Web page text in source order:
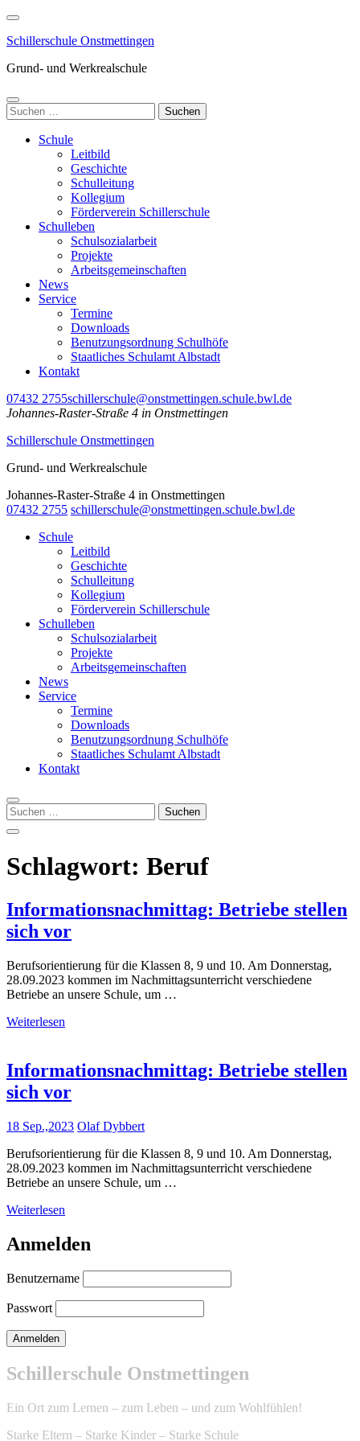
Zum
springen
drücken)
Schillerschule Onstmettingen
Grund- und Werkrealschule
Suchen
nach:
Schule
Leitbild
Geschichte
Schulleitung
Kollegium
Förderverein Schillerschule
Schulleben
Schulsozialarbeit
Projekte
Arbeitsgemeinschaften
News
Service
Termine
Downloads
Benutzungsordnung Schulhöfe
Staatliches Schulamt Albstadt
Kontakt
07432 2755schillerschule@onstmettingen.schule.bwl.de
Johannes-Raster-Straße 4 in Onstmettingen
Schillerschule Onstmettingen
Grund- und Werkrealschule
Johannes-Raster-Straße 4 in Onstmettingen
07432 2755 schillerschule@onstmettingen.schule.bwl.de
Schule
Leitbild
Geschichte
Schulleitung
Kollegium
Förderverein Schillerschule
Schulleben
Schulsozialarbeit
Projekte
Arbeitsgemeinschaften
News
Service
Termine
Downloads
Benutzungsordnung Schulhöfe
Staatliches Schulamt Albstadt
Kontakt
Suchen
nach:
Schlagwort: Beruf
Informationsnachmittag: Betriebe stellen
sich vor
Berufsorientierung für die Klassen 8, 9 und 10. Am Donnerstag,
28.09.2023 kommen im Nachmittagsunterricht verschiedene
Betriebe an unsere Schule, um …
Weiterlesen
Informationsnachmittag: Betriebe stellen
sich vor
18 Sep.,2023 Olaf Dybbert
Berufsorientierung für die Klassen 8, 9 und 10. Am Donnerstag,
28.09.2023 kommen im Nachmittagsunterricht verschiedene
Betriebe an unsere Schule, um …
Weiterlesen
Anmelden
Benutzername
Passwort
Schillerschule Onstmettingen
Ein Ort zum Lernen – zum Leben – und zum Wohlfühlen!
Starke Eltern – Starke Kinder – Starke Schule